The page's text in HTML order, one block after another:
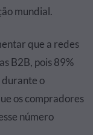
mundial.
que a redes
B2B, pois 89%
durante o
os compradores
número